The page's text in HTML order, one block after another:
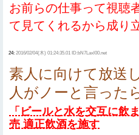
お前らの仕事って視聴
て見てくれるから成り
24: 2016/02/04(木) 01:24:35.01 ID:bN7Laxl00.net
素人に向けて放送
人がノーと言った
「ビールと水を交互に飲
売 適正飲酒を施す